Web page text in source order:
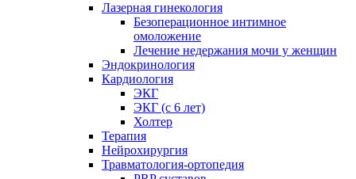
Лазерная гинекология
Безоперационное интимное
омоложение
Лечение недержания мочи у женщин
Эндокринология
Кардиология
ЭКГ
ЭКГ (с 6 лет)
Холтер
Терапия
Нейрохирургия
Травматология-ортопедия